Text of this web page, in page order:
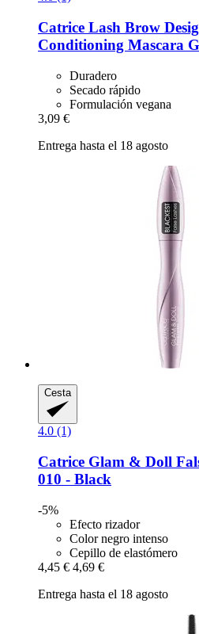
Catrice Lash Brow
Conditioning Mascara
Duradero
Secado rápido
Formulación vegana
3,09 €
Entrega hasta el 18 agosto
Cesta
4.0 (1)
Catrice Glam & Doll
010 -​ Black
-5%
Efecto rizador
Color negro intenso
Cepillo de elastómero
4,45 € 4,69 €
Entrega hasta el 18 agosto